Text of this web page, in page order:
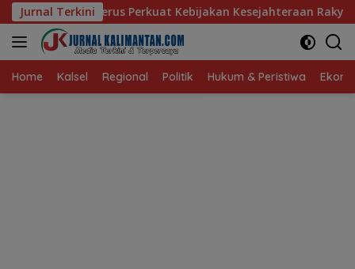
Langsung
ke
konten
Jurnal Terkini
Perkuat Kebijakan Kesejahteraan Rakyat Baru 10
Home Kalsel Regional Politik Hukum & Peristiwa